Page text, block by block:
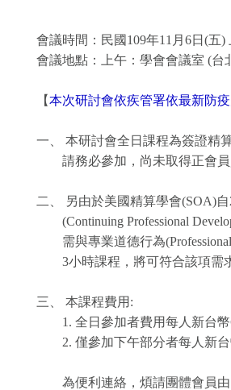
會議時間：民國109年11月6日(五)
會議地點：上午：學會會議室 (台
【本次研討會依疾管署依最新防
一、 本研討會全日課程為簽證精
請務必參加，尚未取得正會員
二、 另由於美國精算學會(SOA)
(Continuing Professional
需與專業道德行為
3小時課程，將可符合該項需求
三、 本課程費用:
1. 全日參加者費用每人新台幣
2. 僅參加下午部分者每人新台
為便利連絡，煩請團體會員由